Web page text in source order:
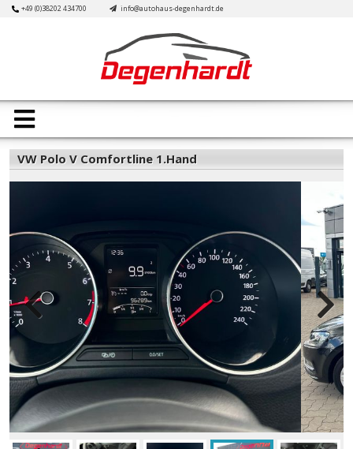
Skip+49 (0)38202 434700 info@autohaus-degenhardt.de
Open
Button
VW Polo V Comfortline 1.Hand